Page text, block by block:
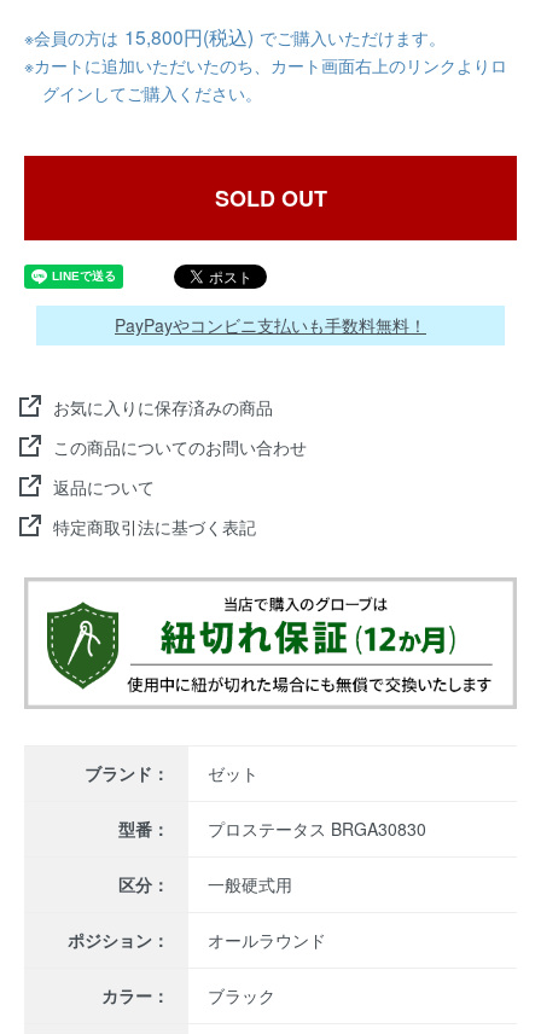
※会員の方は 15,800円(税込) でご購入いただけます。
※カートに追加いただいたのち、カート画面右上のリンクよりロ
グインしてご購入ください。
SOLD OUT
PayPayやコンビニ支払いも手数料無料！
お気に入りに保存済みの商品
この商品についてのお問い合わせ
返品について
特定商取引法に基づく表記
ブランド： ゼット
型番： プロステータス BRGA30830
区分： 一般硬式用
ポジション： オールラウンド
カラー： ブラック